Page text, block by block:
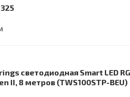
светодиодная Smart LED
II, 8 метров (TWS100STP-BEU)